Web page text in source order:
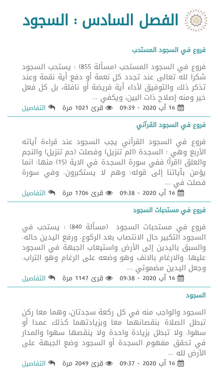
الفصل السادس : السجود
فروع في السجود المستحب
فروع في السجود المستحب (مسألة 855) : يستحب السجود
شكرا لله تعالى عند تجدد كل نعمة أو دفع أية نقمة وعند
تذكر ذلك والتوفيق لأداء أية فريضة أو نافلة، بل كل فعل
خير ومنه إصلاح ذات البين، ويكفي ...
قرئ 1021 مرة
التفاصيل
فروع في السجود القرآني
فروع في السجود القرآني يجب السجود عند قراءة آياته
الأربع وهي : السجدة (الم تنزيل) وفصلت (حم تنزيل) والنجم
والعلق (اقرأ) ففي سورة السجدة في الاية (15) منها: انما
يؤمن بآياتنا إلى قوله: وهم لا يستكبرون. وفي سورة
فصلت في ...
16 آب 2020 - 09:38 قرئ 1706 مرة
التفاصيل
فروع في مستحبات السجود
فروع في مستحبات السجود (مسألة 840) : يستحب في
السجود التكبير حال الانتصاب بعد الركوع. ورفع اليدين حاله.
والسبق باليدين إلى الأرض واستيعاب الجبهة في السجود
عليها. والارغام بالانف وهو وضعه على الرغام وهو التراب.
وجعل اليدين مضموتي ...
قرئ 1147 مرة
التفاصيل
السجود
السجود والواجب منه في كل ركعة سجدتان، وهما معا ركن
تبطل الصلاة بنقصانهما معا وبزيادتهما كذلك عمدا أو
سهوا. ولا تبطل بزيادة واحدة ولا ينقصها سهوا والمدار
في تحقق مفهوم السجدة أو السجود وضع الجبهة على
الأرض لله ...
قرئ 2049 مرة التفاصيل